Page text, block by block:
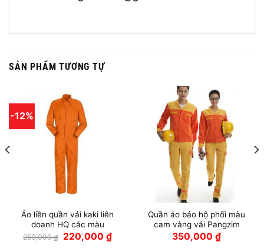
SẢN PHẨM TƯƠNG TỰ
-12%
Áo liền quần vải kaki liên
doanh HQ các màu
250,000₫ Giá
gốc
220,000 ₫Giá
hiện
Quần áo bảo hộ phối màu
cam vàng vải Pangzim
350,000 ₫